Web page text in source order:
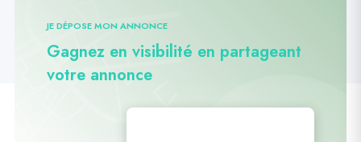
JE DÉPOSE MON ANNONCE
Gagnez en visibilité en partageant
votre annonce